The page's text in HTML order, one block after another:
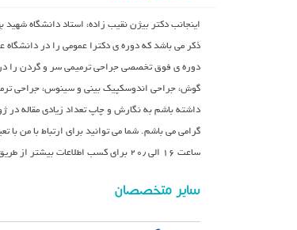
اینجانب دکتر بیژن نقیب زاده، استاد دانشگاه
ذکر می باشد که دوره ی دکترا عمومی را در
دوره ی فوق تخصصی جراحی ترمیمی سر و گردن را در
گوش، جراحی اندوسکپیک بینی و سینوس، جراحی
داشته باشم به نگارش و چاپ تعداد زیادی مقاله
گرامی می باشم. شما می توانید برای ارتباط با من
ساعت ۱۶ الی ۲۰٫ برای کسب اطلاعات بیشتر از طریق شماره تماس و یا آدرس ایمیل درج شده اقدام کنید.
سایر متخصصان